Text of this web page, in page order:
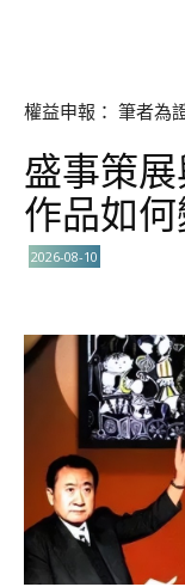
權益申報： 筆者為
盛事策
作品如何
2026-08-10